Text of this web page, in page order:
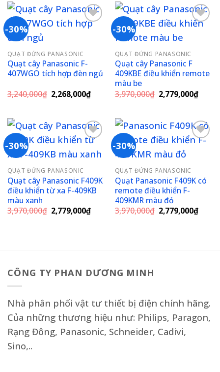
1,846,000₫.
-30%
wishlist
QUẠT ĐỨNG PANASONIC
Quạt cây Panasonic F-
407WGO tích hợp đèn ngủ
3,240,000₫ Giá
gốc
2,268,000₫Giá
2,268,000₫.
-30%
wishlist
QUẠT ĐỨNG PANASONIC
Quạt cây Panasonic F
409KBE điều khiển remote
màu be
3,970,000₫ Giá
gốc
2,779,000₫Giá
-30%
wishlist
QUẠT ĐỨNG PANASONIC
Quạt cây Panasonic F409K
điều khiển từ xa F-409KB
màu xanh
3,970,000₫ Giá
gốc
2,779,000₫Giá
-30%
wishlist
QUẠT ĐỨNG PANASONIC
Quạt Panasonic F409K có
remote điều khiển F-
409KMR màu đỏ
3,970,000₫ Giá
gốc
2,779,000₫Giá
CÔNG TY PHAN DƯƠNG MINH
Nhà phân phối vật tư thiết bị điện chính hãng.
Của những thương hiệu như: Philips, Paragon,
Rạng Đông, Panasonic, Schneider, Cadivi,
Sino,..